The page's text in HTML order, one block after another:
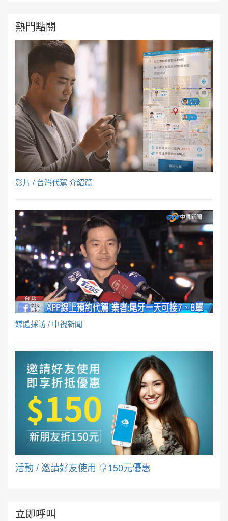
熱門點閱
影片 / 台灣代駕 介紹篇
媒體採訪 / 中視新聞
活動 / 邀請好友使用 享150元優惠
立即呼叫